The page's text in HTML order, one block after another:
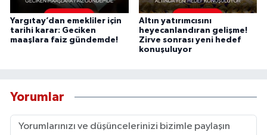
Yargıtay’dan emekliler için
tarihi karar: Geciken
maaşlara faiz gündemde!
Altın yatırımcısını
heyecanlandıran gelişme!
Zirve sonrası yeni hedef
konuşuluyor
Yorumlar